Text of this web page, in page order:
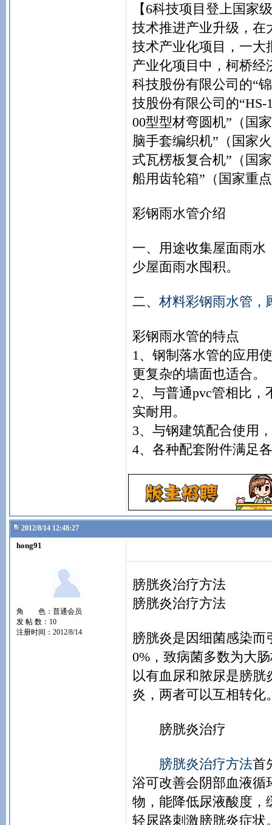
【6科技项目登上国家
技术推进产业升级，在
技术产业化项目，一大
产业化项目中，柯桥
科技股份有限公司的“
技股份有限公司的“HS-
00型型材弯圆机”（国
脑手套编织机”（国家
式瓦楞板复合机”（国
船用齿轮箱”（国家重
彩钢雨水管介绍
一、用途收集屋面雨
少屋面雨水囤积。
二、 材料彩钢雨水管，
彩钢雨水管的特点
1、钢制落水管的应用
更复杂的墙面也适合。
2、与普通pvc管相比
实耐用。
3、与钢建筑配合使用
4、各种配套附件满足
2012/8/14 12:48:27
hong91
角 色：普通会员
发 帖 数：10
注册时间：2012/8/14
膀胱炎治疗方法
膀胱炎治疗方法
膀胱炎是因细菌感染而
0%，致病菌多数为大
以有血尿和脓尿是膀
炎，两者可以互相转化
膀胱炎治疗
膀胱炎治疗方法首
浴可改善会阴部血液循
物，能降低尿液酸度，
轻尿路刺激膀胱炎症状